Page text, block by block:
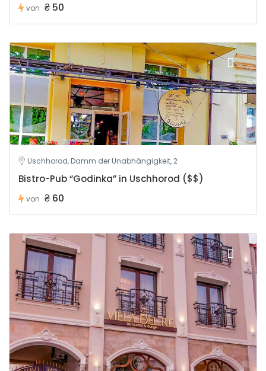
von ₴ 50
Uschhorod, Damm der Unabhängigkeit, 2
Bistro-Pub “Godinka” in Uschhorod ($$)
von ₴ 60